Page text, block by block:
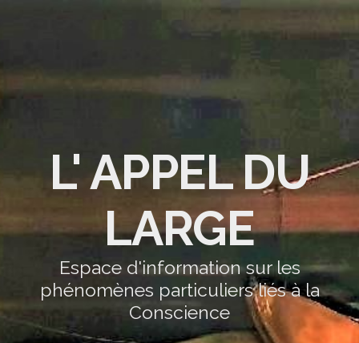
L' APPEL DU
LARGE
Espace d'information sur les
phénomènes particuliers liés à la
Conscience